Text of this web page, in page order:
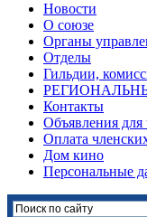
Новости
О союзе
Органы
Отделы
Гильдии,
Контакты
Объявления
Оплата
Дом кино
Персональные